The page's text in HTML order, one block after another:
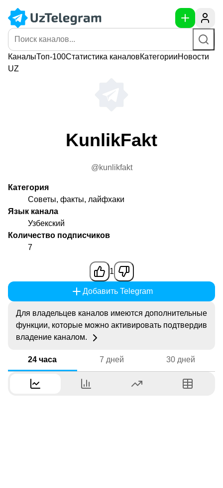
КаналыТоп-100Статистика каналовКатегорииНовости
UZ
KunlikFakt
@kunlikfakt
Категория
Советы, факты, лайфхаки
Язык канала
Узбекский
Количество подписчиков
7
1
Добавить Telegram
Для владельцев каналов имеются дополнительные
функции, которые можно активировать подтвердив
владение каналом.
24 часа 7 дней 30 дней